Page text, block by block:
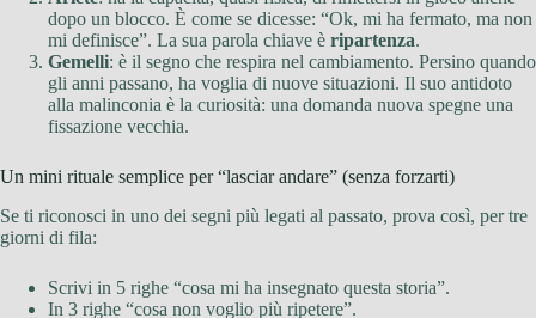
dopo un blocco. È come se dicesse: “Ok, mi ha fermato, ma non
mi definisce”. La sua parola chiave è ripartenza.
Gemelli: è il segno che respira nel cambiamento. Persino quando
gli anni passano, ha voglia di nuove situazioni. Il suo antidoto
alla malinconia è la curiosità: una domanda nuova spegne una
fissazione vecchia.
Un mini rituale semplice per “lasciar andare” (senza forzarti)
Se ti riconosci in uno dei segni più legati al passato, prova così, per tre
giorni di fila:
Scrivi in 5 righe “cosa mi ha insegnato questa storia”.
In 3 righe “cosa non voglio più ripetere”.